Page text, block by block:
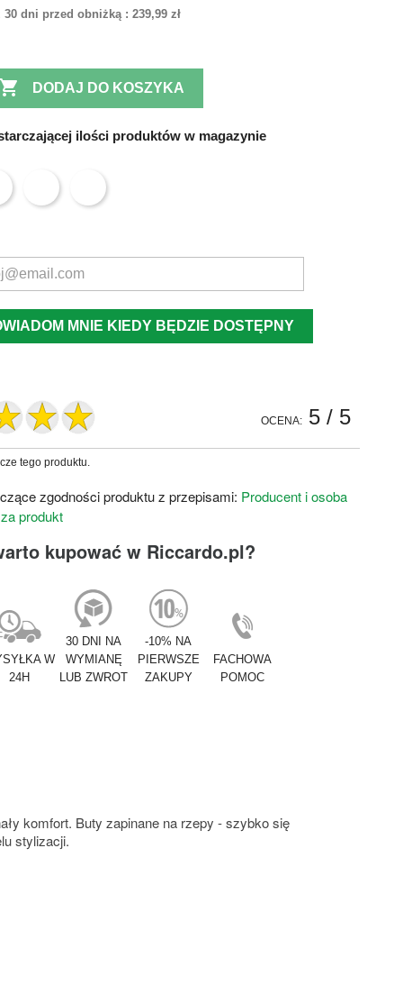
30 dni przed obniżką : 239,99 zł
 DODAJ DO KOSZYKA
ilości produktów w magazynie
MNIE KIEDY BĘDZIE DOSTĘPNY
OCENA: 5/ 5
tego produktu.
zgodności produktu z przepisami: Producent i osoba
produkt
kupować w Riccardo.pl?
W
24H
30 DNI NA
WYMIANĘ
LUB ZWROT
-10% NA
PIERWSZE
ZAKUPY
FACHOWA
POMOC
komfort. Buty zapinane na rzepy - szybko się
stylizacji.